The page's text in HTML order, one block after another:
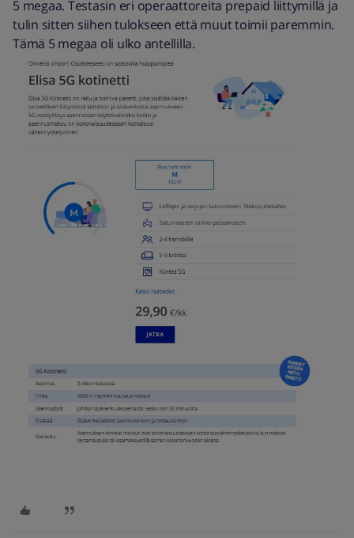
5 megaa. Testasin eri operaattoreita prepaid liittymillä ja
tulin sitten siihen tulokseen että muut toimii paremmin.
Tämä 5 megaa oli ulko antellilla.